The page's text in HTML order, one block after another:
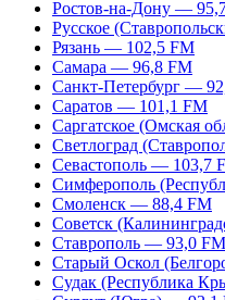
Ростов-на-Дону —
Русское
Рязань — 102,5 FM
Самара — 96,8 FM
Санкт-Петербург —
Саратов — 101,1 FM
Саргатское (Омская
Светлоград
Севастополь — 103,7
Симферополь
Смоленск — 88,4 FM
Советск
Ставрополь — 93,0 FM
Старый Оскол
Судак (Республика